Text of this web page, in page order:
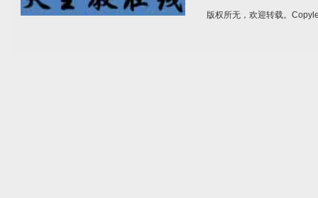
版权所无，欢迎转载。